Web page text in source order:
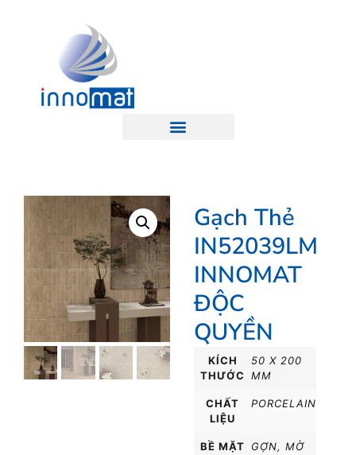
Gạch Thẻ
IN52039LM
INNOMAT
ĐỘC
QUYỀN
KÍCH
THƯỚC
50 X 200
MM
CHẤT
LIỆU
PORCELAIN
BỀ MẶT GỢN, MỜ